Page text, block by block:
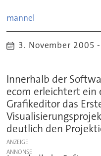
mannel
3. November 2005
Innerhalb der
ecom erleichtert ein
Grafikeditor das
deutlich den
ANZEIGE